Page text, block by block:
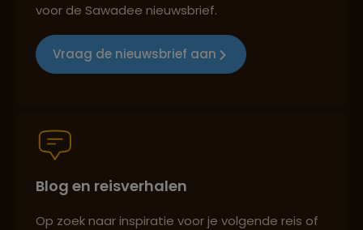
Groepsreizen mét indivuele vrijheid
Best beoordeelde reisroutes
voor de Sawadee nieuwsbrief.
Vraag de nieuwsbrief aan
Blog en reisverhalen
Op zoek naar inspiratie voor je volgende reis of